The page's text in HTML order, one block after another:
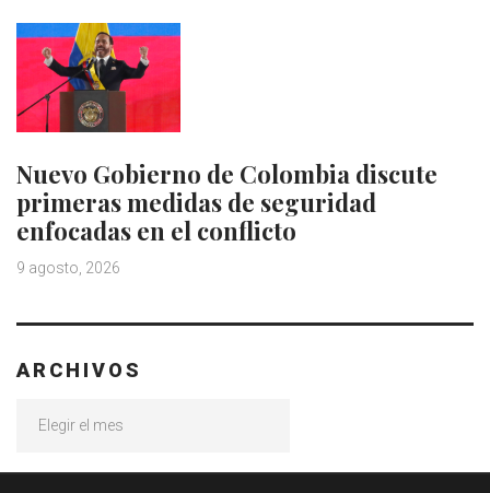
Nuevo Gobierno de Colombia discute
primeras medidas de seguridad
enfocadas en el conflicto
9 agosto, 2026
ARCHIVOS